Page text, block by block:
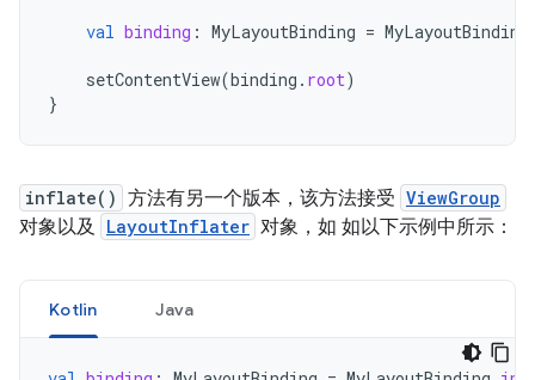
val binding : MyLayoutBinding = MyLayoutBinding
setContentView(binding . root)
}
inflate() 方法有另一个版本，该方法接受 ViewGroup
对象以及 LayoutInflater 对象，如 如以下示例中所示：
Kotlin Java